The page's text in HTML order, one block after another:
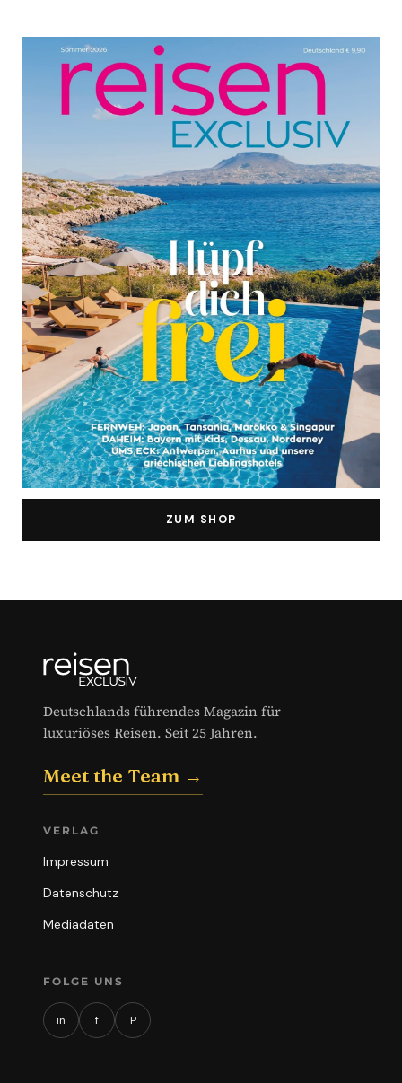
ZUM SHOP
Deutschlands führendes Magazin für
luxuriöses Reisen. Seit 25 Jahren.
Meet the Team →
VERLAG
Impressum
Datenschutz
Mediadaten
FOLGE UNS
in f P